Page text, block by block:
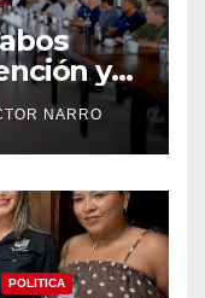
y
oleaje
NARRO
POLITICA